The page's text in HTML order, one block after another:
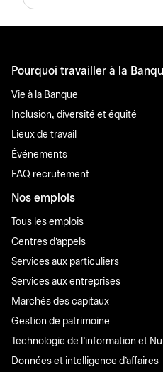
Pourquoi travailler à la
Vie à la Banque
Inclusion, diversité et équité
Lieux de travail
Événements
FAQ recrutement
Nos emplois
Tous les emplois
Centres d'appels
Services aux particuliers
Services aux entreprises
Marchés des capitaux
Gestion de patrimoine
Technologie de l'information et
Données et intelligence d'affaires